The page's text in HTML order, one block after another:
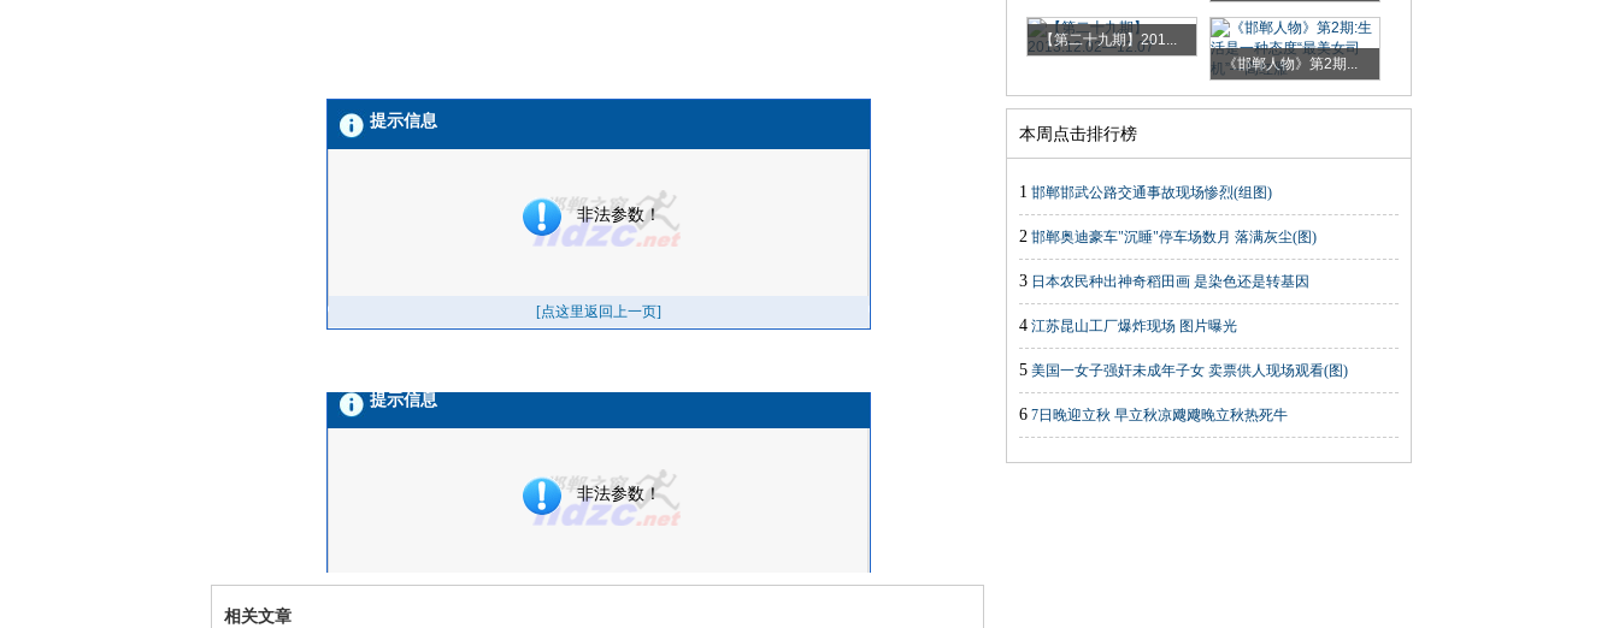
相关文章
【第二十九期】201...
《邯郸人物》第2期...
本周点击排行榜
1 邯郸邯武公路交通事故现场惨烈(组图)
2 邯郸奥迪豪车"沉睡"停车场数月 落满灰尘(图)
3 日本农民种出神奇稻田画 是染色还是转基因
4 江苏昆山工厂爆炸现场 图片曝光
5 美国一女子强奸未成年子女 卖票供人现场观看(图)
6 7日晚迎立秋 早立秋凉飕飕晚立秋热死牛